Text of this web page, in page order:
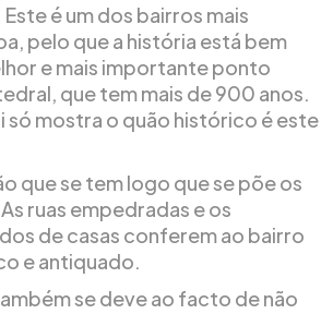
é um dos bairros mais
pelo que a história está bem
e mais importante ponto
que tem mais de 900 anos.
só mostra o quão histórico é este
que se tem logo que se põe os
ruas empedradas e os
de casas conferem ao bairro
e antiquado.
se deve ao facto de não